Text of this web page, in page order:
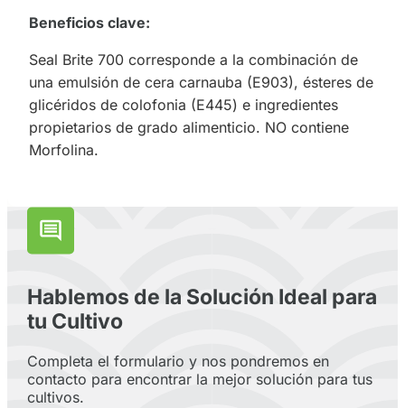
Beneficios clave:
Seal Brite 700 corresponde a la combinación de
una emulsión de cera carnauba (E903), ésteres de
glicéridos de colofonia (E445) e ingredientes
propietarios de grado alimenticio. NO contiene
Morfolina.
Hablemos de la Solución Ideal para
tu Cultivo
Completa el formulario y nos pondremos en
contacto para encontrar la mejor solución para tus
cultivos.